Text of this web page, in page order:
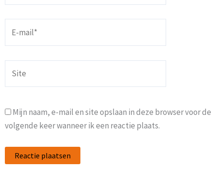
mail*
Mijn naam, e-mail en site opslaan in deze browser voor de
volgende keer wanneer ik een reactie plaats.